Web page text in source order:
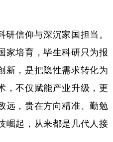
信仰与深沉家国担当。
家培育，毕生科研只为报
新，是把隐性需求转化为
，不仅赋能产业升级，更
远，贵在方向精准、勤勉
崛起，从来都是几代人接